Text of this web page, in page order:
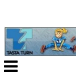
Veksle
navigasjon